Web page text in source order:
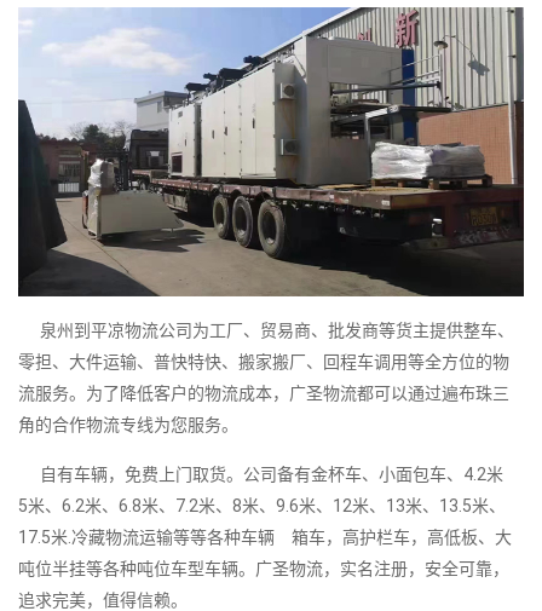
泉州到平凉物流公司为工厂、贸易商、批发商等货主提供整车、
零担、大件运输、普快特快、搬家搬厂、回程车调用等全方位的物
流服务。为了降低客户的物流成本，广圣物流都可以通过遍布珠三
角的合作物流专线为您服务。
自有车辆，免费上门取货。公司备有金杯车、小面包车、4.2米
5米、6.2米、6.8米、7.2米、8米、9.6米、12米、13米、13.5米、
17.5米.冷藏物流运输等等各种车辆 箱车，高护栏车，高低板、大
吨位半挂等各种吨位车型车辆。广圣物流，实名注册，安全可靠，
追求完美，值得信赖。